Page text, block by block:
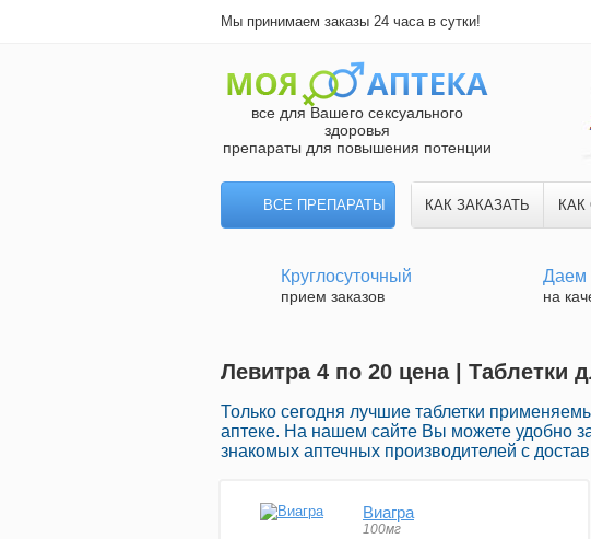
Мы принимаем заказы 24 часа в сутки!
все для Вашего сексуального
здоровья
препараты для повышения потенции
ВСЕ ПРЕПАРАТЫ КАК ЗАКАЗАТЬ КАК
Круглосуточный
прием заказов
Даем
на
Левитра 4 по 20 цена | Таблетки
Только сегодня лучшие таблетки
аптеке. На нашем сайте Вы можете удобно
знакомых аптечных производителей с
Виагра
100мг